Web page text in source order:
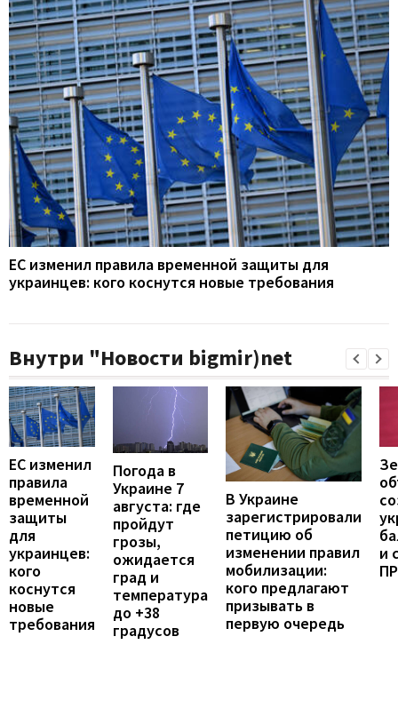
ЕС изменил правила временной защиты для
украинцев: кого коснутся новые требования
Внутри "Новости bigmir)net
ЕС изменил
правила
временной
защиты
для
украинцев:
кого
коснутся
новые
требования
Погода в
Украине 7
августа: где
пройдут
грозы,
ожидается
град и
температура
до +38
градусов
В Украине
зарегистрировали
петицию об
изменении правил
мобилизации:
кого предлагают
призывать в
первую очередь
и